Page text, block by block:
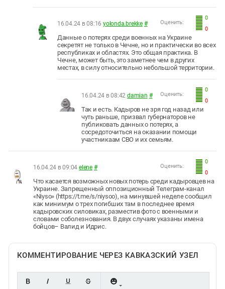
0
0
Оценить:
16.04.24 в 08:16 yolonda.brekke #
Данные о потерях среди военных на Украине
секретят не только в Чечне, но и практически во всех
республиках и областях. Это общая практика. В
Чечне, может быть, это заметнее чем в других
местах, в силу относительно небольшой территории.
0
0
Оценить:
16.04.24 в 08:42 damian #
Так и есть. Кадыров не зря год назад или
чуть раньше, призвал губернаторов не
публиковать данных о потерях, а
сосредоточиться на оказании помощи
участникаам СВО и их семьям.
0
0
Оценить:
16.04.24 в 09:04 elene #
Что касается возможных новых потерь среди кадыровцев на
Украине. Запрещенный оппозиционный Телеграм-канал
«Niyso» (https://t.me/s/niysoo), на минувшей неделе сообщил
как минимум о трех погибших там в последнее время
кадыровских силовиках, разместив фото с военными и
словами соболезнования. В двух случаях указаны имена
бойцов– Валид и Идрис.
КОММЕНТИРОВАНИЕ ЧЕРЕЗ КАВКАЗСКИЙ УЗЕЛ